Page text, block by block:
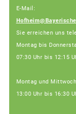
E-Mail:
Sie erreichen uns
Montag bis
07:30 Uhr bis 12:15
Montag und Mittwoch
13:00 Uhr bis 16:30